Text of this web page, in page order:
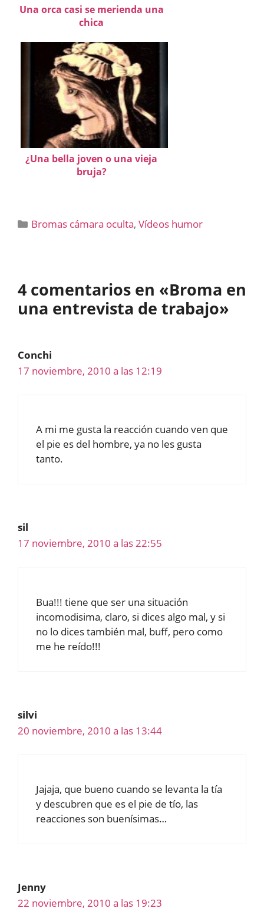
Una orca casi se merienda una
chica
¿Una bella joven o una vieja
bruja?
Categorías
Bromas cámara oculta,Vídeos humor
4 comentarios en «Broma en
una entrevista de trabajo»
Conchi
17 noviembre, 2010 a las 12:19
A mi me gusta la reacción cuando ven que
el pie es del hombre, ya no les gusta
tanto.
sil
17 noviembre, 2010 a las 22:55
Bua!!! tiene que ser una situación
incomodisima, claro, si dices algo mal, y si
no lo dices también mal, buff, pero como
me he reído!!!
silvi
20 noviembre, 2010 a las 13:44
Jajaja, que bueno cuando se levanta la tía
y descubren que es el pie de tío, las
reacciones son buenísimas…
Jenny
22 noviembre, 2010 a las 19:23